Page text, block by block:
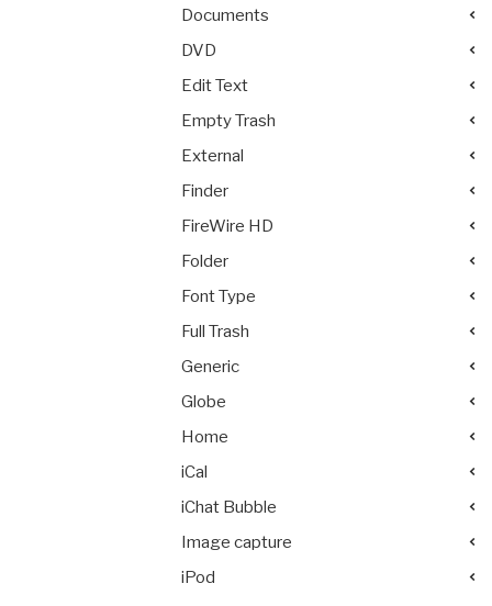
Documents
DVD
Edit Text
Empty Trash
External
Finder
FireWire HD
Folder
Font Type
Full Trash
Generic
Globe
Home
iCal
iChat Bubble
Image capture
iPod